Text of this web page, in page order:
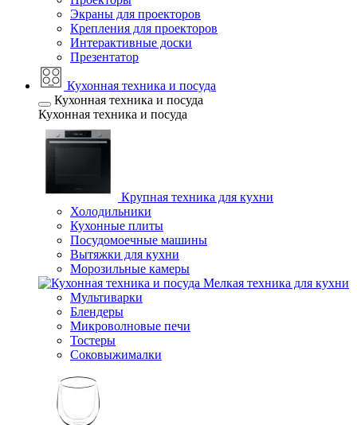
Экраны для проекторов
Крепления для проекторов
Интерактивные доски
Презентатор
Кухонная техника и посуда
Кухонная техника и посуда
Кухонная техника и посуда
Крупная техника для кухни
Холодильники
Кухонные плиты
Посудомоечные машины
Вытяжки для кухни
Морозильные камеры
Мелкая техника для кухни
Мультиварки
Блендеры
Микроволновые печи
Тостеры
Соковыжималки